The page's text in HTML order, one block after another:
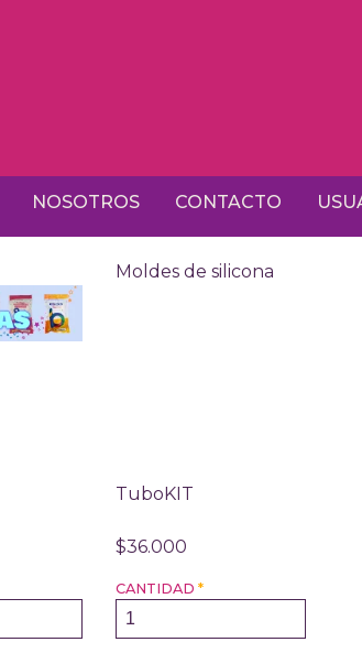
NOSOTROS CONTACTO
Moldes de silicona
TuboKIT
$36.000
CANTIDAD *